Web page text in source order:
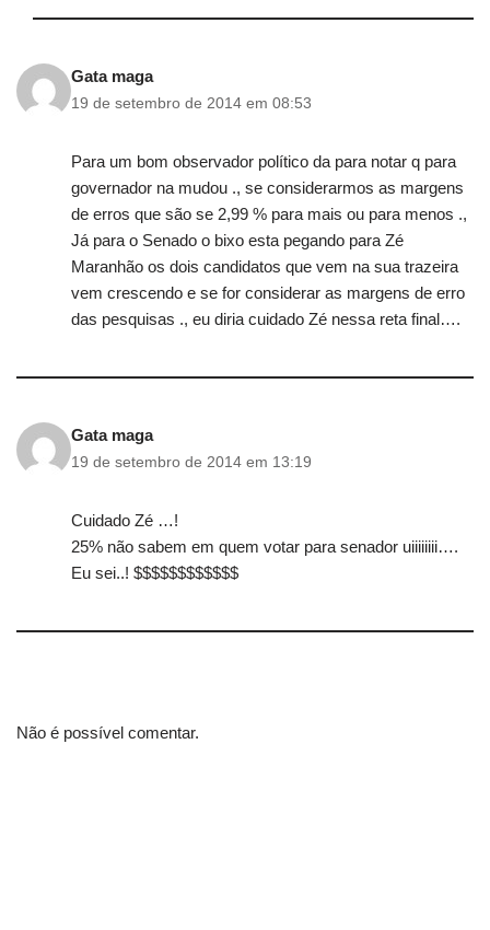
Gata maga
19 de setembro de 2014 em 08:53
Para um bom observador político da para notar q para
governador na mudou ., se considerarmos as margens
de erros que são se 2,99 % para mais ou para menos .,
Já para o Senado o bixo esta pegando para Zé
Maranhão os dois candidatos que vem na sua trazeira
vem crescendo e se for considerar as margens de erro
das pesquisas ., eu diria cuidado Zé nessa reta final….
Gata maga
19 de setembro de 2014 em 13:19
Cuidado Zé …!
25% não sabem em quem votar para senador uiiiiiiii….
Eu sei..! $$$$$$$$$$$$
Não é possível comentar.